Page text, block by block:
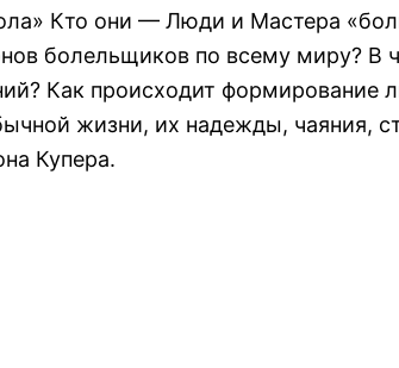
Кто они — Люди и Мастера
болельщиков по всему миру? В
Как происходит формирование
жизни, их надежды, чаяния,
Купера.